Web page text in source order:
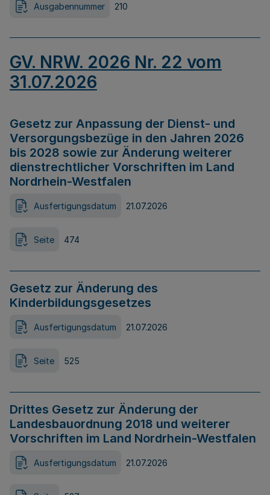
Ausgabennummer 210
GV. NRW. 2026 Nr. 22 vom
31.07.2026
Gesetz zur Anpassung der Dienst- und
Versorgungsbezüge in den Jahren 2026
bis 2028 sowie zur Änderung weiterer
dienstrechtlicher Vorschriften im Land
Nordrhein-Westfalen
Ausfertigungsdatum 21.07.2026
Seite 474
Gesetz zur Änderung des
Kinderbildungsgesetzes
Ausfertigungsdatum 21.07.2026
Seite 525
Drittes Gesetz zur Änderung der
Landesbauordnung 2018 und weiterer
Vorschriften im Land Nordrhein-Westfalen
Ausfertigungsdatum 21.07.2026